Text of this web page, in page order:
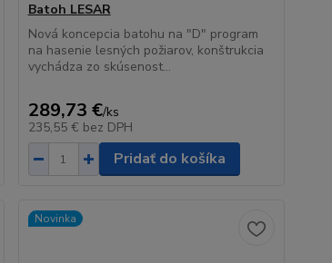
Batoh LESAR
Nová koncepcia batohu na "D" program
na hasenie lesných požiarov, konštrukcia
vychádza zo skúsenost...
289,73 €/ks
235,55 € bez DPH
Pridať do košíka
Novinka